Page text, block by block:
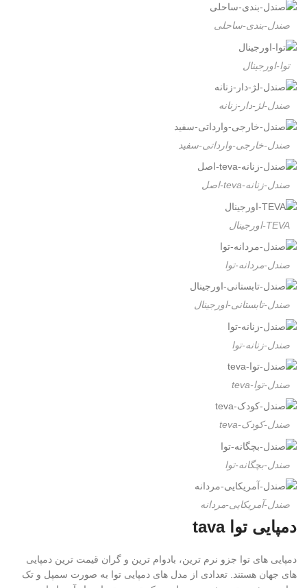
صندل-بندی-ساحلی
توا-اورجینال
صندل-لژ-دار-زنانه
صندل-خارجی-وارداتی-سفید
صندل-زنانه-teva-اصل
TEVA-اورجینال
صندل-مردانه-توا
صندل-تابستانی-اورجینال
صندل-زنانه-توا
صندل-توا-teva
صندل-کودک-teva
صندل-بچگانه-توا
صندل-آمریکایی-مردانه
دمپایی توا tava
دمپایی های توا جزو نرم ترین، بادوام ترین و گران قیمت ترین دمپایی
های جهان هستند. تعدادی از مدل های دمپایی توا به صورت سمپل و تک